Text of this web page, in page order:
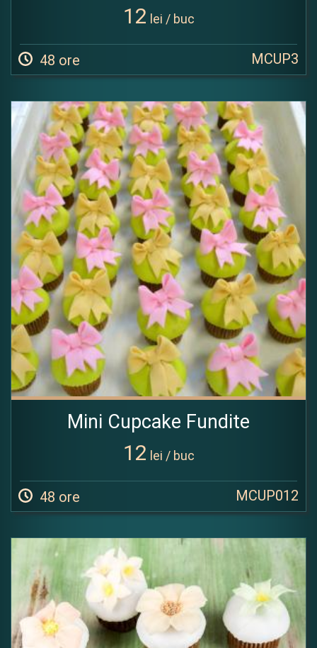
12 lei / buc
48 ore MCUP3
Mini Cupcake Fundite
12 lei / buc
48 ore MCUP012